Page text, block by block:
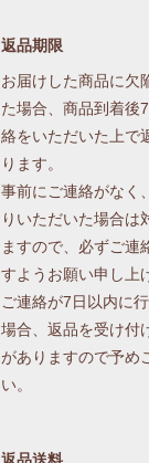
返品期限
お届けした商品に欠
た場合、商品到着後
絡をいただいた上で
ります。
事前にご連絡がなく
りいただいた場合は
ますので、必ずご連
すようお願い申し上
ご連絡が7日以内に
場合、返品を受け付
がありますので予め
い。